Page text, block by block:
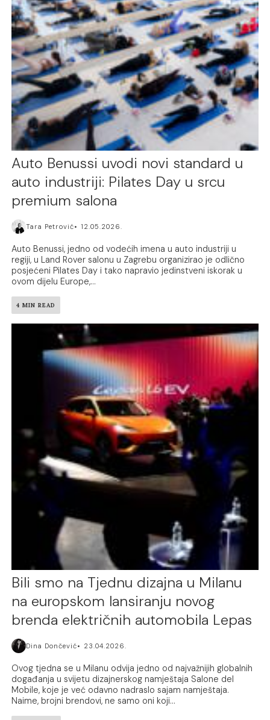
Auto Benussi uvodi novi standard u
auto industriji: Pilates Day u srcu
premium salona
Tara Petrović 12.05.2026.
Auto Benussi, jedno od vodećih imena u auto industriji u
regiji, u Land Rover salonu u Zagrebu organizirao je odlično
posjećeni Pilates Day i tako napravio jedinstveni iskorak u
ovom dijelu Europe,...
4 MIN READ
Bili smo na Tjednu dizajna u Milanu
na europskom lansiranju novog
brenda električnih automobila Lepas
Dina Dončević 23.04.2026.
Ovog tjedna se u Milanu odvija jedno od najvažnijih globalnih
događanja u svijetu dizajnerskog namještaja Salone del
Mobile, koje je već odavno nadraslo sajam namještaja.
Naime, brojni brendovi, ne samo oni koji...